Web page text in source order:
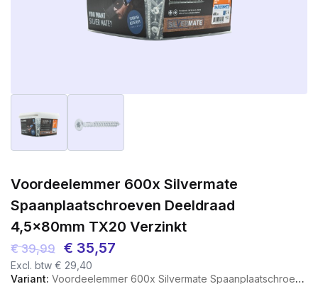
Voordeelemmer 600x Silvermate
Spaanplaatschroeven Deeldraad
4,5x80mm TX20 Verzinkt
€39,99
Oorspronkelijke
prijs
€ 35,57
Excl. btw € 29,40
Variant: Voordeelemmer 600x Silvermate Spaanplaatschroeven Deeldraad 4,5x80mm TX20 Verzinkt